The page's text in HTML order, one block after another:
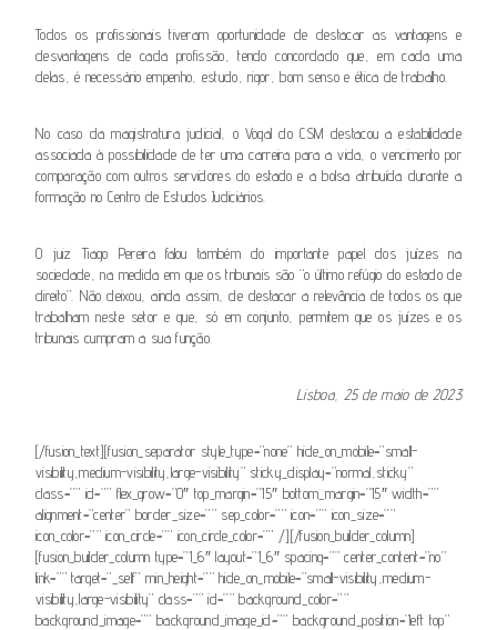
Todos os profissionais tiveram oportunidade de destacar as vantagens e
desvantagens de cada profissão, tendo concordado que, em cada uma
delas, é necessário empenho, estudo, rigor, bom senso e ética de trabalho.
No caso da magistratura judicial, o Vogal do CSM destacou a estabilidade
associada à possibilidade de ter uma carreira para a vida, o vencimento por
comparação com outros servidores do estado e a bolsa atribuída durante a
formação no Centro de Estudos Judiciários.
O juiz Tiago Pereira falou também do importante papel dos juízes na
sociedade, na medida em que os tribunais são “o último refúgio do estado de
direito”. Não deixou, ainda assim, de destacar a relevância de todos os que
trabalham neste setor e que, só em conjunto, permitem que os juízes e os
tribunais cumpram a sua função.
Lisboa, 25 de maio de 2023
[/fusion_text][fusion_separator style_type=”none” hide_on_mobile=”small-
visibility,medium-visibility,large-visibility” sticky_display=”normal,sticky”
class=”” id=”” flex_grow=”0″ top_margin=”15″ bottom_margin=”15″ width=””
alignment=”center” border_size=”” sep_color=”” icon=”” icon_size=””
icon_color=”” icon_circle=”” icon_circle_color=”” /][/fusion_builder_column]
[fusion_builder_column type=”1_6″ layout=”1_6″ spacing=”” center_content=”no”
link=”” target=”_self” min_height=”” hide_on_mobile=”small-visibility,medium-
visibility,large-visibility” class=”” id=”” background_color=””
background_image=”” background_image_id=”” background_position=”left top”